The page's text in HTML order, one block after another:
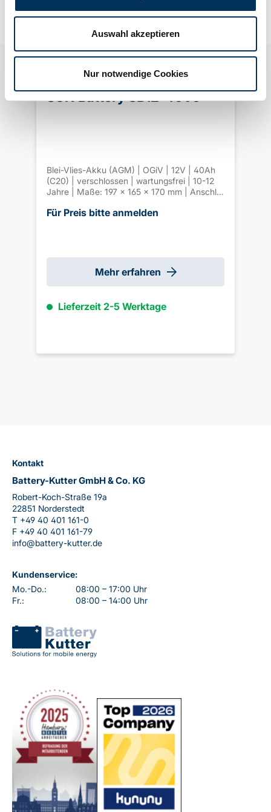
Auswahl akzeptieren
Nur notwendige Cookies
SUN Battery SB12-40V0
Blei-Vlies-Akku (AGM) | OGiV | 12V | 40Ah
(C20) | verschlossen | wartungsfrei | 10-12
Jahre | Maße: 197 × 165 × 170 mm | Anschl.
Für Preis bitte anmelden
Mehr erfahren
Lieferzeit 2-5 Werktage
Kontakt
Battery-Kutter GmbH & Co. KG
Robert-Koch-Straße 19a
22851 Norderstedt
T +49 40 401 161-0
F +49 40 401 161-79
info@battery-kutter.de
Kundenservice:
Mo.-Do.:
08:00 – 17:00 Uhr
Fr.:
08:00 – 14:00 Uhr